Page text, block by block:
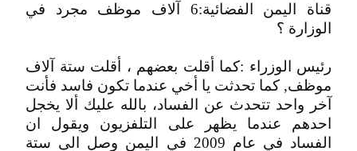
قناة اليمن الفضائية:6 آلاف موظف مجرد في
الوزارة ؟
رئيس الوزراء :كما أقلت بعضهم ، أقلت ستة آلاف
موظف, كما تحدثت يا أخي عندما تكون فاسد فأنت
آخر واحد تتحدث عن الفساد، بالله عليك ألا يخجل
احدهم عندما يظهر على التلفزيون ويقول ان
الفساد في عام 2009 في اليمن وصل الى ستة